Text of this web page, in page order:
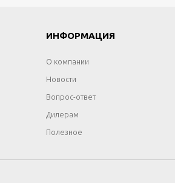
ИНФОРМАЦИЯ
О компании
Новости
Вопрос-ответ
Дилерам
Полезное